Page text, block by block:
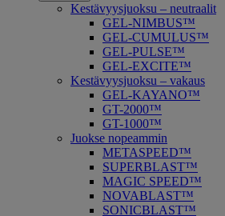
Kestävyysjuoksu – neutraalit
GEL-NIMBUS™
GEL-CUMULUS™
GEL-PULSE™
GEL-EXCITE™
Kestävyysjuoksu – vakaus
GEL-KAYANO™
GT-2000™
GT-1000™
Juokse nopeammin
METASPEED™
SUPERBLAST™
MAGIC SPEED™
NOVABLAST™
SONICBLAST™